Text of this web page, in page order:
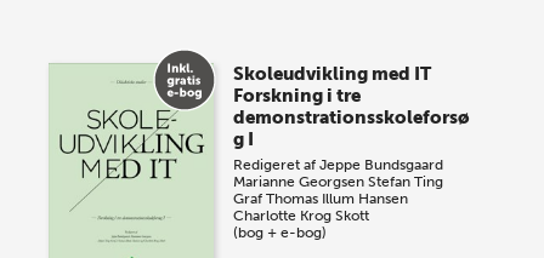
Skoleudvikling med IT
Forskning i tre
demonstrationsskoleforsø
g I
Redigeret afJeppe Bundsgaard
Marianne Georgsen Stefan Ting
Graf Thomas Illum Hansen
Charlotte Krog Skott
(bog + e-bog)